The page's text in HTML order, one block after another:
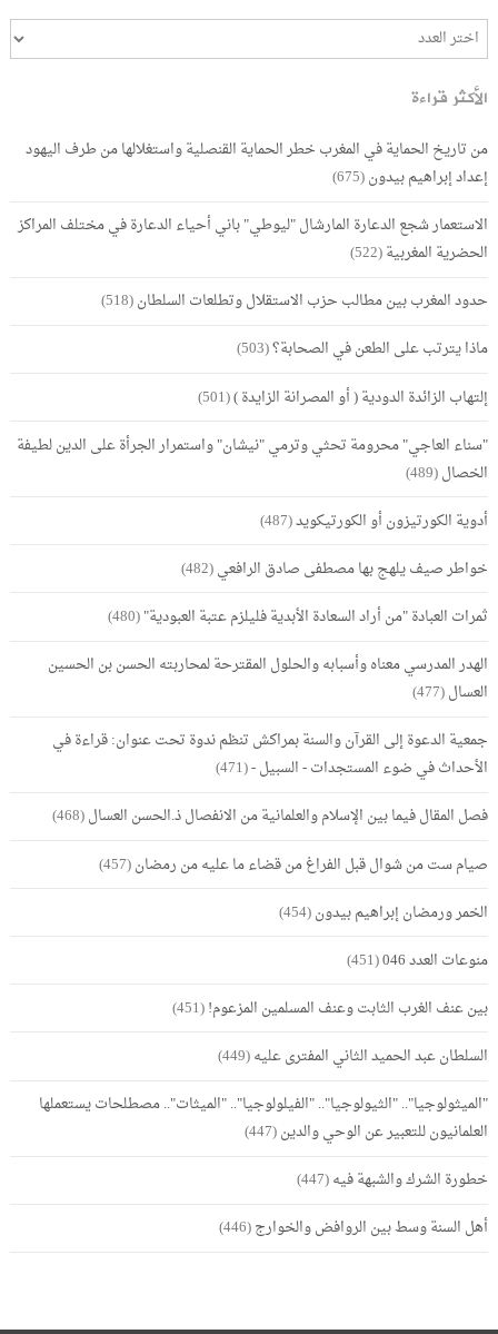
الأكثر قراءة
من تاريخ الحماية في المغرب خطر الحماية القنصلية واستغلالها من طرف اليهود
إعداد إبراهيم بيدون(675)
الاستعمار شجع الدعارة المارشال "ليوطي" باني أحياء الدعارة في مختلف المراكز
الحضرية المغربية(522)
حدود المغرب بين مطالب حزب الاستقلال وتطلعات السلطان(518)
ماذا يترتب على الطعن في الصحابة؟(503)
إلتهاب الزائدة الدودية ( أو المصرانة الزايدة )(501)
"سناء العاجي" محرومة تحثي وترمي "نيشان" واستمرار الجرأة على الدين لطيفة
الخصال(489)
أدوية الكورتيزون أو الكورتيكويد(487)
خواطر صيف يلهج بها مصطفى صادق الرافعي(482)
ثمرات العبادة "من أراد السعادة الأبدية فليلزم عتبة العبودية"(480)
الهدر المدرسي معناه وأسبابه والحلول المقترحة لمحاربته الحسن بن الحسين
العسال(477)
جمعية الدعوة إلى القرآن والسنة بمراكش تنظم ندوة تحت عنوان: قراءة في
الأحداث في ضوء المستجدات - السبيل -(471)
فصل المقال فيما بين الإسلام والعلمانية من الانفصال ذ.الحسن العسال(468)
صيام ست من شوال قبل الفراغ من قضاء ما عليه من رمضان(457)
الخمر ورمضان إبراهيم بيدون(454)
منوعات العدد 046
(451)
بين عنف الغرب الثابت وعنف المسلمين المزعوم!(451)
السلطان عبد الحميد الثاني المفترى عليه(449)
"الميثولوجيا".. "الثيولوجيا".. "الفيلولوجيا".. "الميثات".. مصطلحات يستعملها
العلمانيون للتعبير عن الوحي والدين(447)
خطورة الشرك والشبهة فيه(447)
أهل السنة وسط بين الروافض والخوارج(446)